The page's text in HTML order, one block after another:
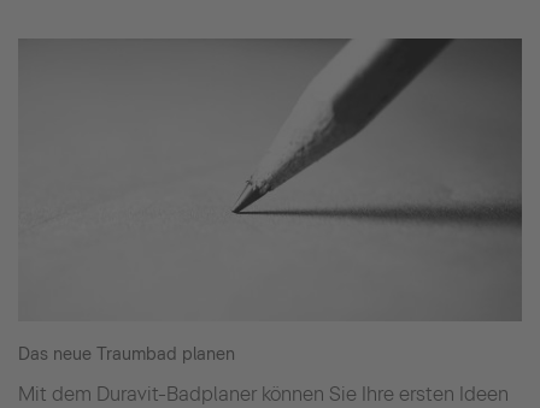
Das neue Traumbad planen
Mit dem Duravit-Badplaner können Sie Ihre ersten Ideen